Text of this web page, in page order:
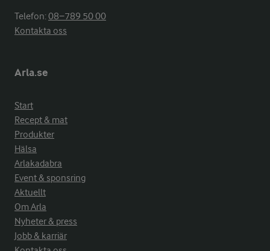
Telefon:08−789 50 00
Kontakta oss
Arla.se
Start
Recept & mat
Produkter
Hälsa
Arlakadabra
Event & sponsring
Aktuellt
Om Arla
Nyheter & press
Jobb & karriär